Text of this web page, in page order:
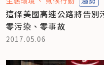
這條美國高速公路將告別
零污染、零事故
2017.05.06